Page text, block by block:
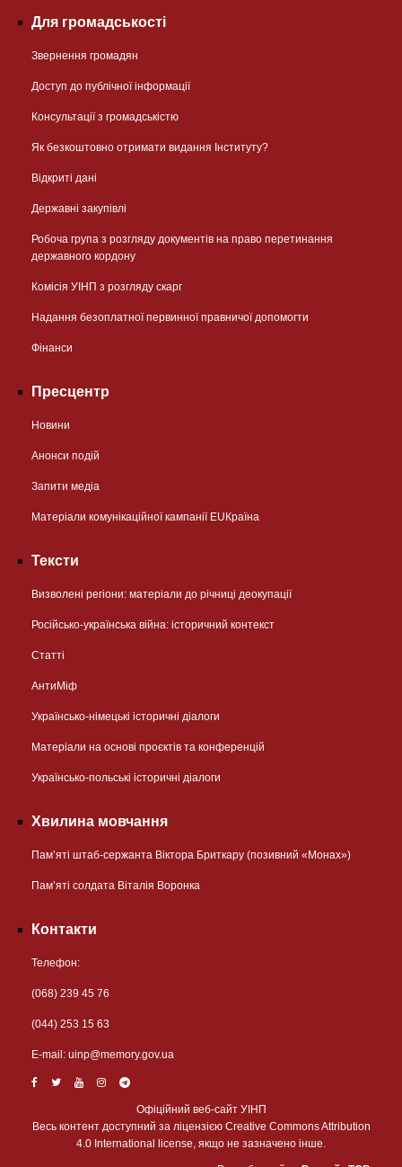
Для громадськості
Звернення громадян
Доступ до публічної інформації
Консультації з громадськістю
Як безкоштовно отримати видання Інституту?
Відкриті дані
Державні закупівлі
Робоча група з розгляду документів на право перетинання
державного кордону
Комісія УІНП з розгляду скарг
Надання безоплатної первинної правничої допомогти
Фінанси
Пресцентр
Новини
Анонси подій
Запити медіа
Матеріали комунікаційної кампанії EUКраїна
Тексти
Визволені регіони: матеріали до річниці деокупації
Російсько-українська війна: історичний контекст
Статті
АнтиМіф
Українсько-німецькі історичні діалоги
Матеріали на основі проєктів та конференцій
Українсько-польські історичні діалоги
Хвилина мовчання
Пам’яті штаб-сержанта Віктора Бриткару (позивний «Монах»)
Пам’яті солдата Віталія Воронка
Контакти
Телефон:
(068) 239 45 76
(044) 253 15 63
Е-mail: uinp@memory.gov.ua
Офіційний веб-сайт УІНП
Весь контент доступний за ліцензією Creative Commons Attribution
4.0 International license, якщо не зазначено інше.